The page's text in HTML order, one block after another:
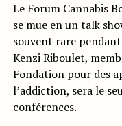
Le Forum Cannabis
se mue en un talk
souvent rare
Kenzi Riboulet,
Fondation pour des
l’addiction, sera le
conférences.